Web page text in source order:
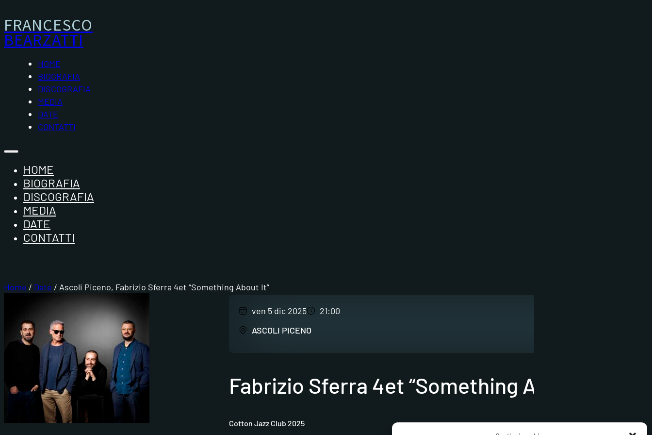
FRANCESCO
BEARZATTI
HOME
BIOGRAFIA
DISCOGRAFIA
MEDIA
DATE
CONTATTI
HOME
BIOGRAFIA
DISCOGRAFIA
MEDIA
DATE
CONTATTI
Home / Date / Ascoli Piceno, Fabrizio Sferra 4et “Something About It”
ven 5 dic 2025
21:00
ASCOLI PICENO
Fabrizio Sferra 4et “Something About It”
Cotton Jazz Club 2025